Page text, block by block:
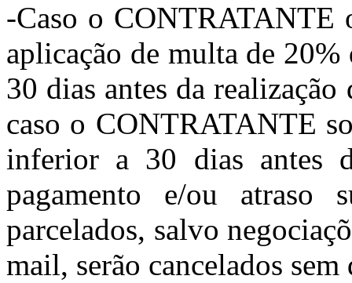
-Caso o CONTRATANTE
aplicação de multa de
30 dias antes da
caso o CONTRATANTE
inferior a 30 dias antes
pagamento e/ou
parcelados, salvo
mail, serão cancelados